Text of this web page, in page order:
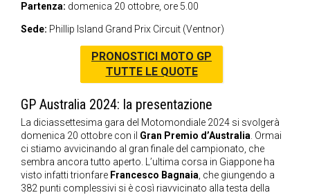
Partenza: domenica 20 ottobre, ore 5.00
Sede: Phillip Island Grand Prix Circuit (Ventnor)
PRONOSTICI MOTO GP
TUTTE LE QUOTE
GP Australia 2024: la presentazione
La diciassettesima gara del Motomondiale 2024 si svolgerà
domenica 20 ottobre con il Gran Premio d’Australia. Ormai
ci stiamo avvicinando al gran finale del campionato, che
sembra ancora tutto aperto. L’ultima corsa in Giappone ha
visto infatti trionfare Francesco Bagnaia, che giungendo a
382 punti complessivi si è così riavvicinato alla testa della